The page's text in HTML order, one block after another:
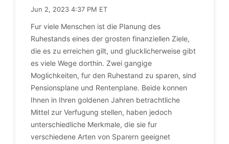
Jun 2, 2023 4:37 PM ET
Fur viele Menschen ist die Planung des
Ruhestands eines der grosten finanziellen Ziele,
die es zu erreichen gilt, und glucklicherweise gibt
es viele Wege dorthin. Zwei gangige
Moglichkeiten, fur den Ruhestand zu sparen, sind
Pensionsplane und Rentenplane. Beide konnen
Ihnen in Ihren goldenen Jahren betrachtliche
Mittel zur Verfugung stellen, haben jedoch
unterschiedliche Merkmale, die sie fur
verschiedene Arten von Sparern geeignet